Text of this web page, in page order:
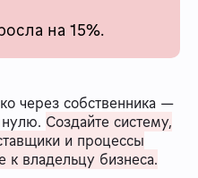
на 15%.
через собственника —
нулю. Создайте систему,
и процессы
к владельцу бизнеса.